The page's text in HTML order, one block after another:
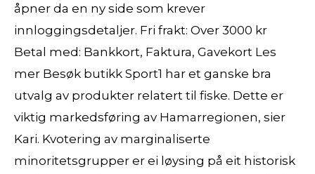
åpner da en ny side som krever
innloggingsdetaljer. Fri frakt: Over 3000 kr
Betal med: Bankkort, Faktura, Gavekort Les
mer Besøk butikk Sport1 har et ganske bra
utvalg av produkter relatert til fiske. Dette er
viktig markedsføring av Hamarregionen, sier
Kari. Kvotering av marginaliserte
minoritetsgrupper er ei løysing på eit historisk